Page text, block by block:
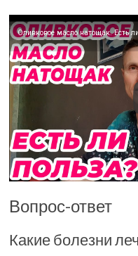
Оливковое масло натощак. Есть
Вопрос-ответ
Какие болезни